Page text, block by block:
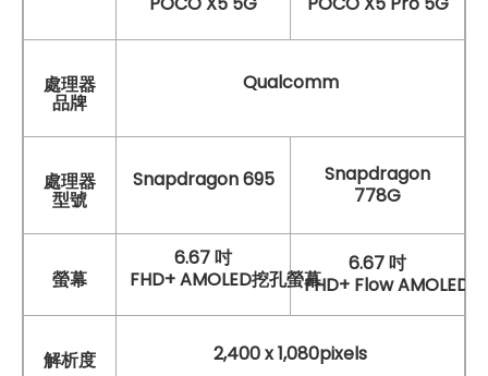
處理器
品牌
Qualcomm
處理器
型號
Snapdragon 695
Snapdragon
778G
螢幕
6.67 吋
FHD+ AMOLED挖孔螢幕
6.67 吋
FHD+ Flow AMOLED
解析度 2,400 x 1,080pixels